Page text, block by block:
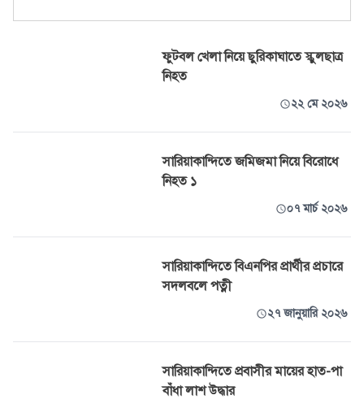
ফুটবল খেলা নিয়ে ছুরিকাঘাতে স্কুলছাত্র
নিহত
২২ মে ২০২৬
সারিয়াকান্দিতে জমিজমা নিয়ে বিরোধে
নিহত ১
০৭ মার্চ ২০২৬
সারিয়াকান্দিতে বিএনপির প্রার্থীর প্রচারে
সদলবলে পত্নী
২৭ জানুয়ারি ২০২৬
সারিয়াকান্দিতে প্রবাসীর মায়ের হাত-পা
বাঁধা লাশ উদ্ধার